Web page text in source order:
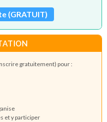
(GRATUIT)
gratuitement) pour :
et y participer